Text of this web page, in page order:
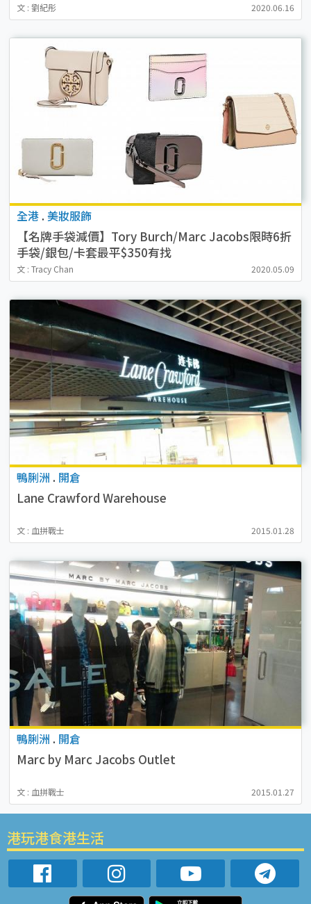
文 : 劉紀彤 2020.06.16
全港 . 美妝服飾
【名牌手袋減價】Tory Burch/Marc Jacobs限時6折
手袋/銀包/卡套最平$350有找
文 : Tracy Chan 2020.05.09
鴨脷洲 . 開倉
Lane Crawford Warehouse
文 : 血拼戰士 2015.01.28
鴨脷洲 . 開倉
Marc by Marc Jacobs Outlet
文 : 血拼戰士 2015.01.27
港玩港食港生活